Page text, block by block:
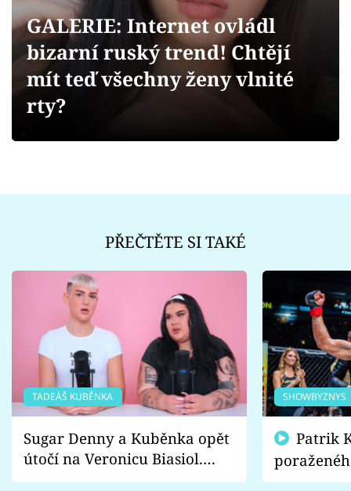
Videa
Sledujte prima+
GALERIE: Internet ovládl
bizarní ruský trend! Chtějí
mít teď všechny ženy vlnité
rty?
PŘEČTĚTE SI TAKÉ
TADEÁŠ KUBĚNKA
Sugar Denny a Kuběnka opět
útočí na Veronicu Biasiol.
Proč je podle nich falešná a
SHOWBYZNYS
fanoušci